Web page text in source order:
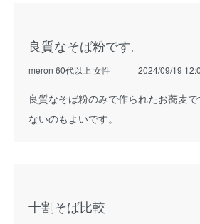
良質なそば粉です。
meron 60代以上 女性 2024/09/19
良質なそば粉のみで作られたお蕎麦
ないのもよいです。
十割そば比較